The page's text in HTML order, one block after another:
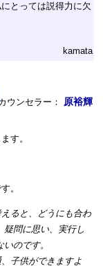
とっては説得力に欠
kamata
ウンセラー： 原裕輝
す。
。
ると、どうにも合わ
疑問に思い、実行し
のです。
子供ができますよ